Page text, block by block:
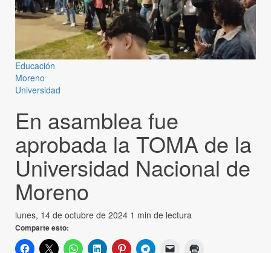
Educación
Moreno
Universidad
En asamblea fue
aprobada la TOMA de la
Universidad Nacional de
Moreno
lunes, 14 de octubre de 2024 1 min de lectura
Comparte esto: